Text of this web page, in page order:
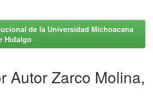
de la Universidad Michoacana
Hidalgo
Autor Zarco Molina,